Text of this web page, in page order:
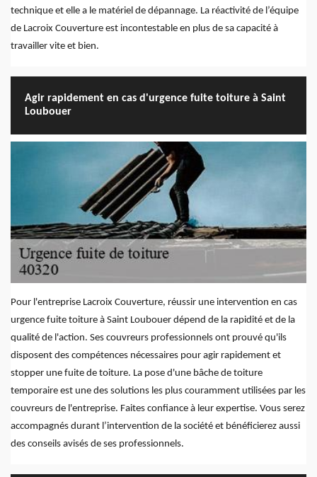
technique et elle a le matériel de dépannage. La réactivité de l’équipe
de Lacroix Couverture est incontestable en plus de sa capacité à
travailler vite et bien.
Agir rapidement en cas d'urgence fuite toiture à Saint
Loubouer
Pour l'entreprise Lacroix Couverture, réussir une intervention en cas
urgence fuite toiture à Saint Loubouer dépend de la rapidité et de la
qualité de l'action. Ses couvreurs professionnels ont prouvé qu'ils
disposent des compétences nécessaires pour agir rapidement et
stopper une fuite de toiture. La pose d'une bâche de toiture
temporaire est une des solutions les plus couramment utilisées par les
couvreurs de l'entreprise. Faites confiance à leur expertise. Vous serez
accompagnés durant l’intervention de la société et bénéficierez aussi
des conseils avisés de ses professionnels.